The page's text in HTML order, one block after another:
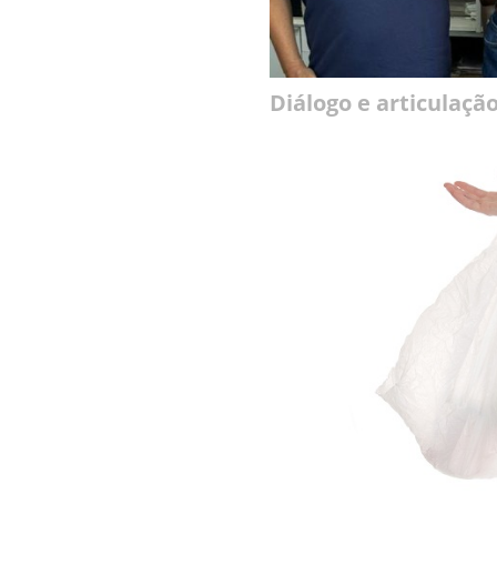
Diálogo e